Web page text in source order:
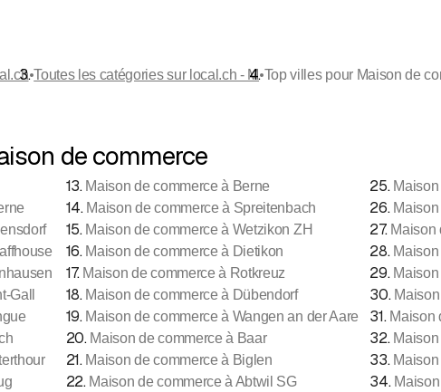
de commerce
Gall
13. Maison de commerce à Berne
14. Maison de commerce à Spreitenbach
15. Maison de commerce à Wetzikon ZH
16. Maison de commerce à Dietikon
17. Maison de commerce à Rotkreuz
18. Maison de commerce à Dübendorf
19. Maison de commerce à Wangen an der Aare
20. Maison de commerce à Baar
21. Maison de commerce à Biglen
22. Maison de commerce à Abtwil SG
25.
26.
27. Maison
28.
29.
30.
31. Maison
32.
33.
34.
•Toutes les catégories sur local.ch - M•Top villes pour Maison de